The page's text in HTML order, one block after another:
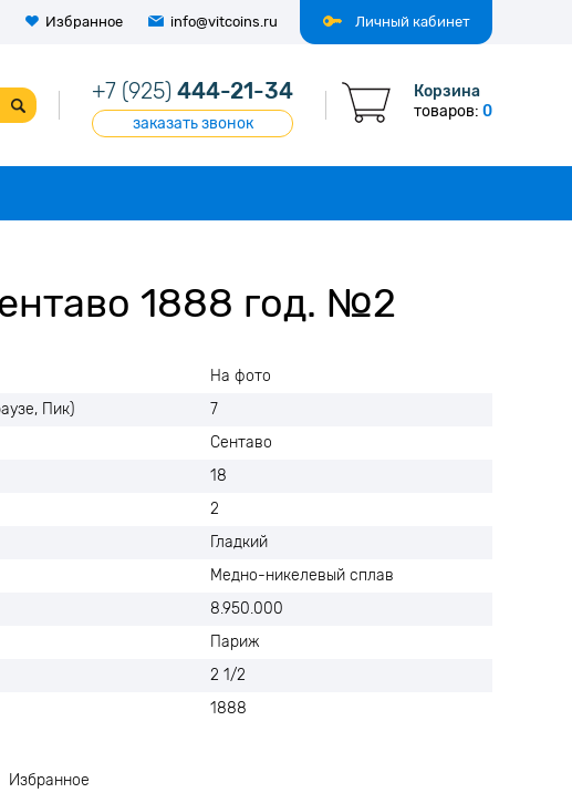
Личный кабинет
Избранное info@vitcoins.ru
+7 (925) 444-21-34
заказать звонок
Корзина
товаров: 0
1888 год. №2
На фото
Пик)
7
Сентаво
18
2
Гладкий
Медно-никелевый сплав
8.950.000
Париж
2 1/2
1888
Избранное